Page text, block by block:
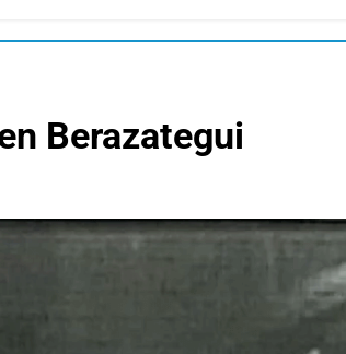
Berazategui